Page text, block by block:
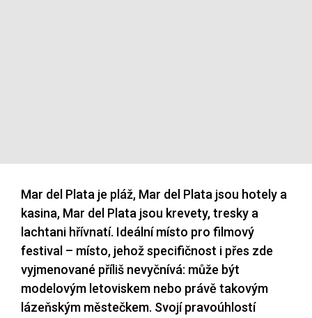
Mar del Plata je pláž, Mar del Plata jsou hotely a
kasina, Mar del Plata jsou krevety, tresky a
lachtani hřívnatí. Ideální místo pro filmový
festival – místo, jehož specifičnost i přes zde
vyjmenované příliš nevyčnívá: může být
modelovým letoviskem nebo právě takovým
lázeňským městečkem. Svojí pravoúhlostí